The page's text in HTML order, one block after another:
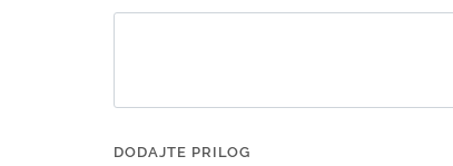
DODAJTE PRILOG